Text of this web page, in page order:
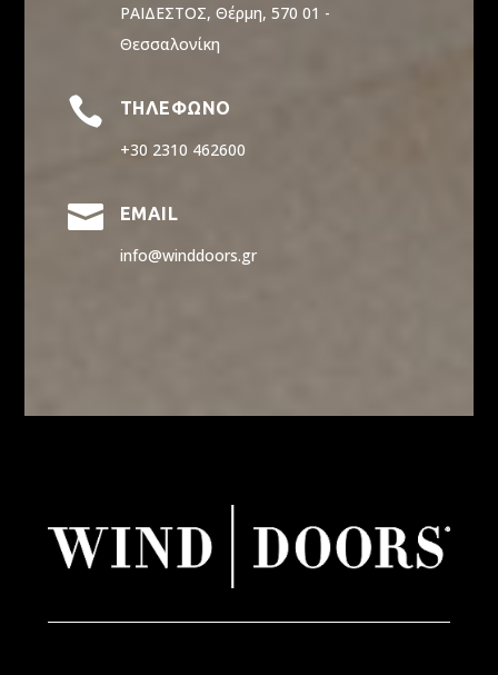
ΡΑΙΔΕΣΤΟΣ, Θέρμη, 570 01 -
Θεσσαλονίκη
 ΤΗΛΕΦΩΝΟ
+30 2310 462600
 EMAIL
info@winddoors.gr